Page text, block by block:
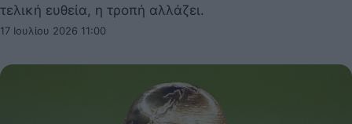
τελική ευθεία, η τροπή αλλάζει.
17 Ιουλίου 2026 11:00